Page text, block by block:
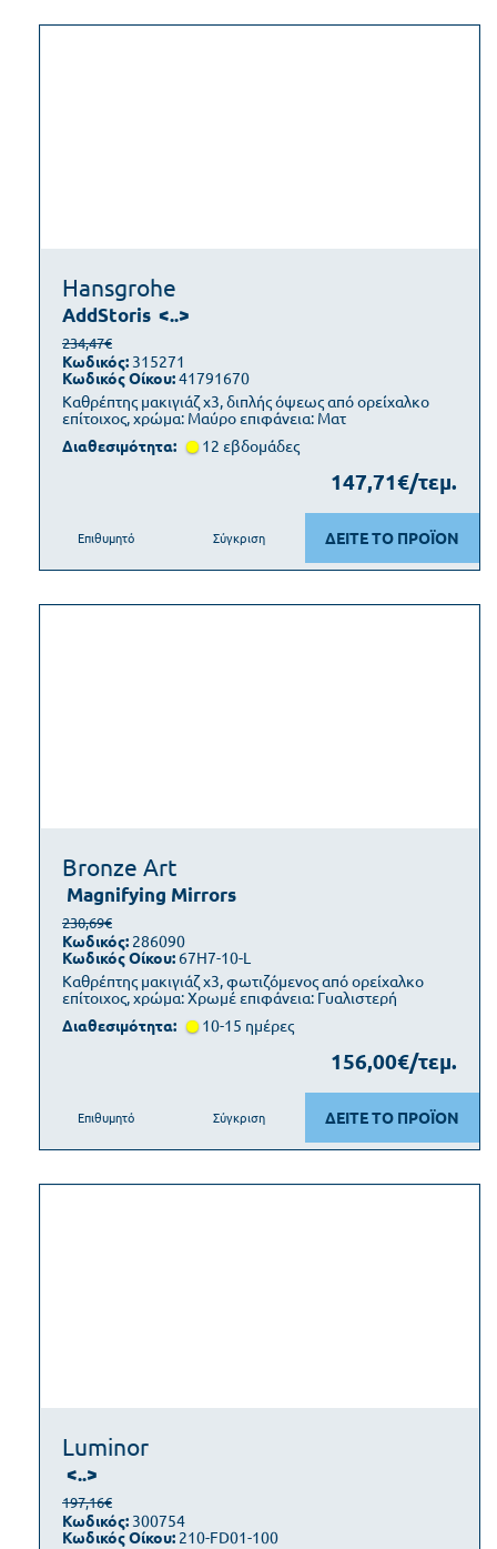
Hansgrohe
AddStoris <..>
Καθρέπτης μακιγιάζ x3, διπλής όψεως από ορείχαλκο
επίτοιχος, χρώμα: Μαύρο επιφάνεια: Ματ
234,47€
Κωδικός: 315271
Κωδικός Οίκου:41791670
Διαθεσιμότητα: 12 εβδοµάδες
147,71€/τεμ.
ΔΕΙΤΕ ΤΟ ΠΡΟΪΟΝ
Επιθυμητό Σύγκριση
Bronze Art
Magnifying Mirrors
Καθρέπτης μακιγιάζ x3, φωτιζόμενος από ορείχαλκο
επίτοιχος, χρώμα: Χρωμέ επιφάνεια: Γυαλιστερή
230,69€
Κωδικός: 286090
Κωδικός Οίκου: 67H7-10-L
Διαθεσιμότητα: 10-15 ημέρες
156,00€/τεμ.
ΔΕΙΤΕ ΤΟ ΠΡΟΪΟΝ
Επιθυμητό Σύγκριση
Luminor
<..>
197,16€
Κωδικός: 300754
Κωδικός Οίκου: 210-FD01-100